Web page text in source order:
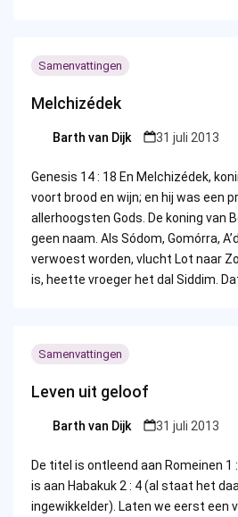
Samenvattingen
Melchizédek
Posted
Barth van Dijk 31 juli 2013
Genesis 14 : 18 En Melchizédek,
voort brood en wijn; en hij was een
allerhoogsten Gods. De koning van
geen naam. Als Sódom, Gomórra,
verwoest worden, vlucht Lot naar
is, heette vroeger het dal Siddim.
Samenvattingen
Leven uit geloof
Posted
Barth van Dijk 31 juli 2013
De titel is ontleend aan Romeinen 1
is aan Habakuk 2 : 4 (al staat het
ingewikkelder). Laten we eerst een